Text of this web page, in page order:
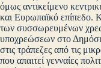
όμως αντικείμενο
και Ευρωπαϊκό επίπεδο.
των συσσωρευμένων
υποχρεώσεων στο
στις τράπεζες από τις
που απαιτεί γενναίες